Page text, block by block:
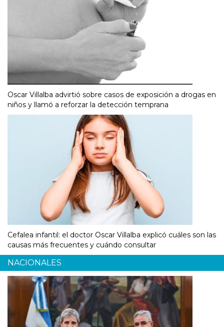
Oscar Villalba advirtió sobre casos de exposición a drogas en
niños y llamó a reforzar la detección temprana
Cefalea infantil: el doctor Oscar Villalba explicó cuáles son las
causas más frecuentes y cuándo consultar
NACIONALES